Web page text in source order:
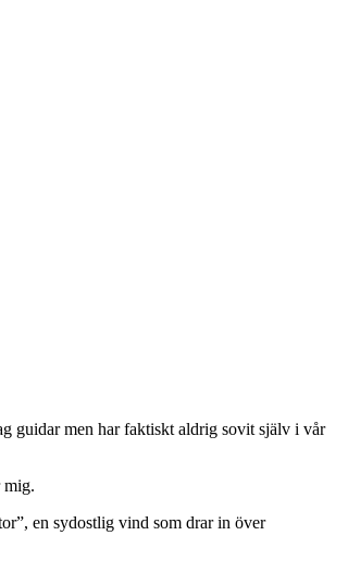
guidar men har faktiskt aldrig sovit själv i vår
mig.
en sydostlig vind som drar in över